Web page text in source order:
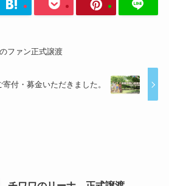
ファン正式譲渡
付・募金いただきました。